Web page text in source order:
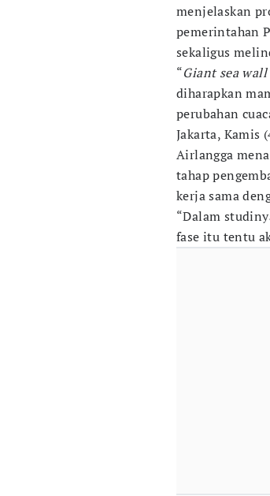
menjelaskan
pemerintahan
sekaligus
“Giant sea wall
diharapkan
perubahan
Jakarta, Kamis
Airlangga
tahap
kerja sama
“Dalam
fase itu tentu